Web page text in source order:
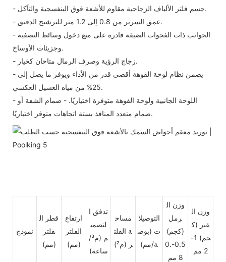
- جسم فلتر الألياف الزجاجية مقاوم للأشعة فوق البنفسجية والتآكل.
- عمق السرير من 0.8 إلى 1.2 متر للترشيح الدقيق.
- الجوانب ذات الفجوات الضيقة قادرة على منع دخول وسائط التصفية
وجزيئات الأوساخ.
- زجاج الرؤية وصرف الرمال متاحان كخيار.
- يضمن نظام لوحة الفوهة أقصى قدر من الأداء ويوفر ما يصل إلى
25% من مياه الغسيل العكسي.
- اللوحة الجانبية ولوحة الفوهة متوفرة اختياريًا. - صمام الشفة أو
صمام متعدد المنافذ بستة اتجاهات متوفر اختياريًا.
نموذج
قطر ال
فلتر
(مم)
ارتفاع
الفلتر
(مم)
تدفق ا
لتصمي
م (م³/
ساعة)
مساح
ة الفلت
ر (م²)
التوصيلا
ت (بوص
ة/مم)
وزن ال
رمل
(كجم)
0.5-0.
8 مم
وزن ال
قبر (ك
جم) 1-
2 مم